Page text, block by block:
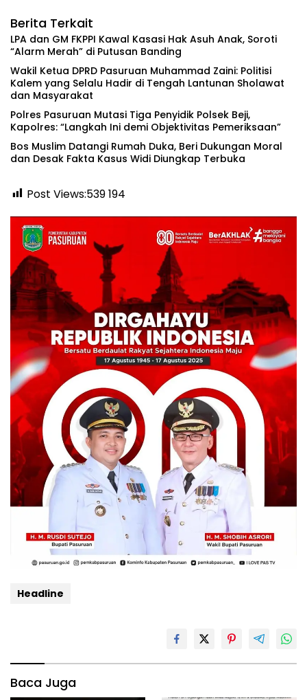
Berita Terkait
‎LPA dan GM FKPPI Kawal Kasasi Hak Asuh Anak, Soroti
“Alarm Merah” di Putusan Banding ‎
‎Wakil Ketua DPRD Pasuruan Muhammad Zaini: Politisi
Kalem yang Selalu Hadir di Tengah Lantunan Sholawat
dan Masyarakat ‎
‎Polres Pasuruan Mutasi Tiga Penyidik Polsek Beji,
Kapolres: “Langkah Ini demi Objektivitas Pemeriksaan”
‎Bos Muslim Datangi Rumah Duka, Beri Dukungan Moral
dan Desak Fakta Kasus Widi Diungkap Terbuka
Post Views:539194
Headline
Baca Juga